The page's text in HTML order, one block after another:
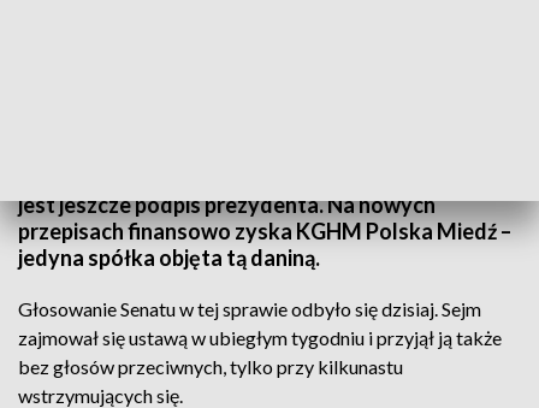
jest jeszcze podpis prezydenta. Na nowych
przepisach finansowo zyska KGHM Polska Miedź –
jedyna spółka objęta tą daniną.
Głosowanie Senatu w tej sprawie odbyło się dzisiaj. Sejm
zajmował się ustawą w ubiegłym tygodniu i przyjął ją także
bez głosów przeciwnych, tylko przy kilkunastu
wstrzymujących się.